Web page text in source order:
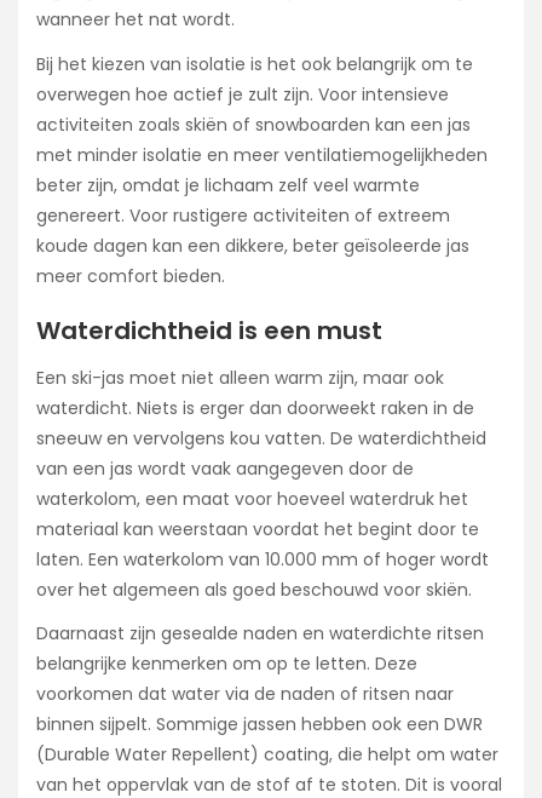
wanneer het nat wordt.
Bij het kiezen van isolatie is het ook belangrijk om te
overwegen hoe actief je zult zijn. Voor intensieve
activiteiten zoals skiën of snowboarden kan een jas
met minder isolatie en meer ventilatiemogelijkheden
beter zijn, omdat je lichaam zelf veel warmte
genereert. Voor rustigere activiteiten of extreem
koude dagen kan een dikkere, beter geïsoleerde jas
meer comfort bieden.
Waterdichtheid is een must
Een ski-jas moet niet alleen warm zijn, maar ook
waterdicht. Niets is erger dan doorweekt raken in de
sneeuw en vervolgens kou vatten. De waterdichtheid
van een jas wordt vaak aangegeven door de
waterkolom, een maat voor hoeveel waterdruk het
materiaal kan weerstaan voordat het begint door te
laten. Een waterkolom van 10.000 mm of hoger wordt
over het algemeen als goed beschouwd voor skiën.
Daarnaast zijn gesealde naden en waterdichte ritsen
belangrijke kenmerken om op te letten. Deze
voorkomen dat water via de naden of ritsen naar
binnen sijpelt. Sommige jassen hebben ook een DWR
(Durable Water Repellent) coating, die helpt om water
van het oppervlak van de stof af te stoten. Dit is vooral